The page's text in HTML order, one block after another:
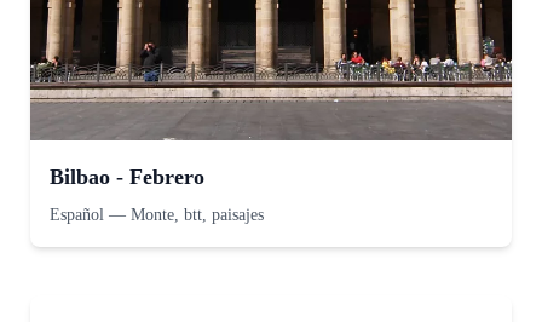
Bilbao - Febrero
Español — Monte, btt, paisajes